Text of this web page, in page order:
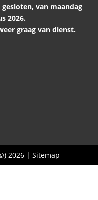
van maandag
2026.
graag van dienst.
2026 | Sitemap